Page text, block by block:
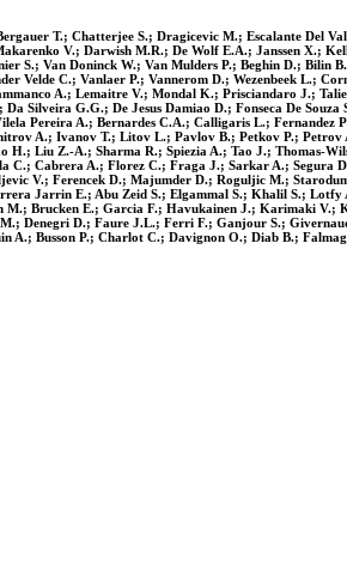
T.; Chatterjee S.; Dragicevic M.; Escalante
V.; Darwish M.R.; De Wolf E.A.; Janssen X.;
S.; Van Doninck W.; Van Mulders P.; Beghin D.;
Velde C.; Vanlaer P.; Vannerom D.; Wezenbeek L.;
A.; Lemaitre V.; Mondal K.; Prisciandaro J.;
Silveira G.G.; De Jesus Damiao D.; Fonseca De
Pereira A.; Bernardes C.A.; Calligaris L.;
A.; Ivanov T.; Litov L.; Pavlov B.; Petkov P.;
H.; Liu Z.-A.; Sharma R.; Spiezia A.; Tao J.; Thomas-
Cabrera A.; Florez C.; Fraga J.; Sarkar A.; Segura
V.; Ferencek D.; Majumder D.; Roguljic M.;
Jarrin E.; Abu Zeid S.; Elgammal S.; Khalil S.;
Brucken E.; Garcia F.; Havukainen J.; Karimaki
Denegri D.; Faure J.L.; Ferri F.; Ganjour S.;
A.; Busson P.; Charlot C.; Davignon O.; Diab B.;